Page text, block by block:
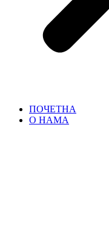
ПОЧЕТНА
О НАМА